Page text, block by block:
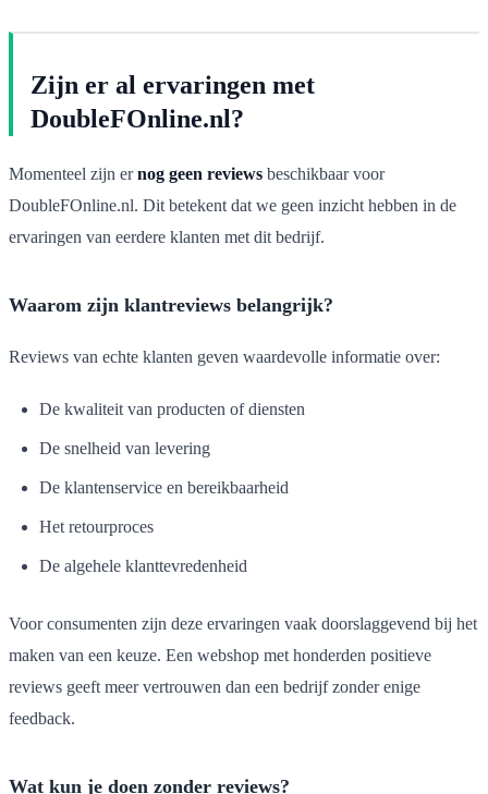
Zijn er al ervaringen met
DoubleFOnline.nl?
Momenteel zijn ernog geen reviews beschikbaar voor
DoubleFOnline.nl. Dit betekent dat we geen inzicht hebben in de
ervaringen van eerdere klanten met dit bedrijf.
Waarom zijn klantreviews belangrijk?
Reviews van echte klanten geven waardevolle informatie over:
De kwaliteit van producten of diensten
De snelheid van levering
De klantenservice en bereikbaarheid
Het retourproces
De algehele klanttevredenheid
Voor consumenten zijn deze ervaringen vaak doorslaggevend bij het
maken van een keuze. Een webshop met honderden positieve
reviews geeft meer vertrouwen dan een bedrijf zonder enige
feedback.
Wat kun je doen zonder reviews?